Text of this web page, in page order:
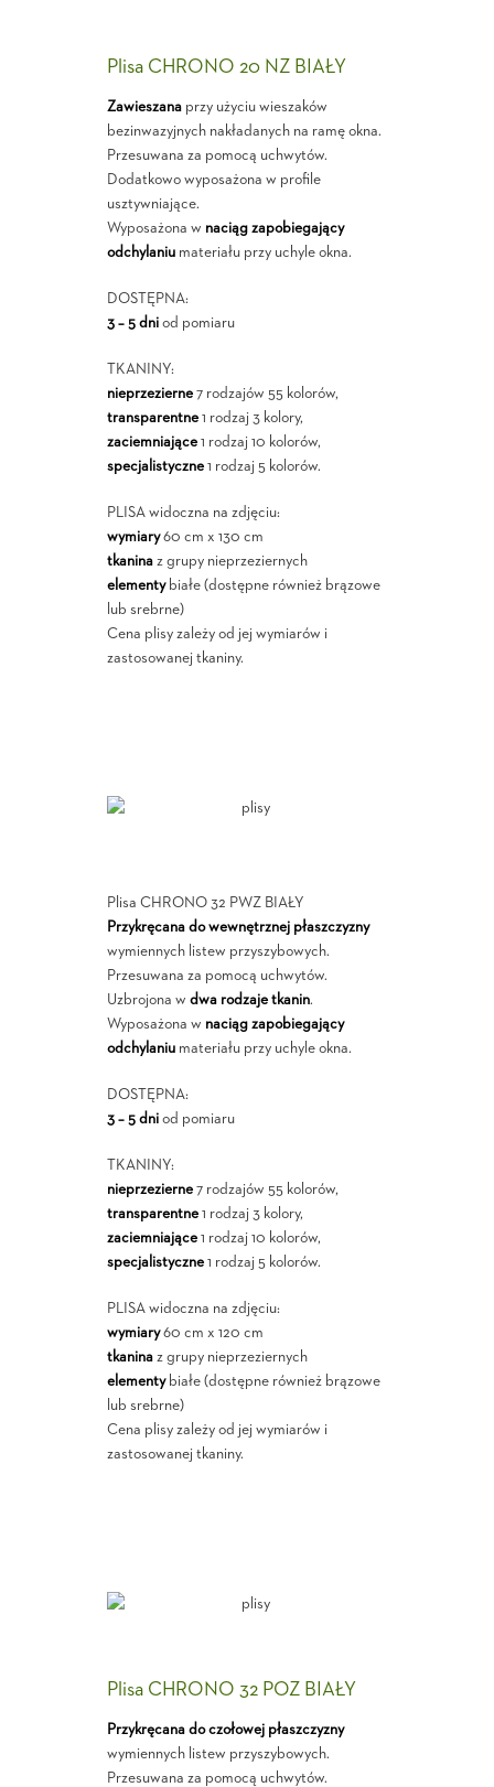
Plisa CHRONO 20 NZ BIAŁY
Zawieszanaprzy użyciu wieszaków
bezinwazyjnych nakładanych na ramę okna.
Przesuwana za pomocą uchwytów.
Dodatkowo wyposażona w profile
usztywniające.
Wyposażona w naciąg zapobiegający
odchylaniumateriału przy uchyle okna.
DOSTĘPNA:
3 – 5 dniod pomiaru
TKANINY:
nieprzezierne7 rodzajów 55 kolorów,
transparentne1 rodzaj 3 kolory,
zaciemniające1 rodzaj 10 kolorów,
specjalistyczne1 rodzaj 5 kolorów.
PLISA widoczna na zdjęciu:
wymiary60 cm x 130 cm
tkaninaz grupy nieprzeziernych
elementybiałe (dostępne również brązowe
lub srebrne)
Cena plisy zależy od jej wymiarów i
zastosowanej tkaniny.
Plisa CHRONO 32 PWZ BIAŁY
Przykręcana do wewnętrznej płaszczyzny
wymiennych listew przyszybowych.
Przesuwana za pomocą uchwytów.
Uzbrojona w dwa rodzaje tkanin.
Wyposażona w naciąg zapobiegający
odchylaniumateriału przy uchyle okna.
DOSTĘPNA:
3 – 5 dniod pomiaru
TKANINY:
nieprzezierne7 rodzajów 55 kolorów,
transparentne1 rodzaj 3 kolory,
zaciemniające1 rodzaj 10 kolorów,
specjalistyczne1 rodzaj 5 kolorów.
PLISA widoczna na zdjęciu:
wymiary60 cm x 120 cm
tkaninaz grupy nieprzeziernych
elementybiałe (dostępne również brązowe
lub srebrne)
Cena plisy zależy od jej wymiarów i
zastosowanej tkaniny.
Plisa CHRONO 32 POZ BIAŁY
Przykręcana do czołowej płaszczyzny
wymiennych listew przyszybowych.
Przesuwana za pomocą uchwytów.